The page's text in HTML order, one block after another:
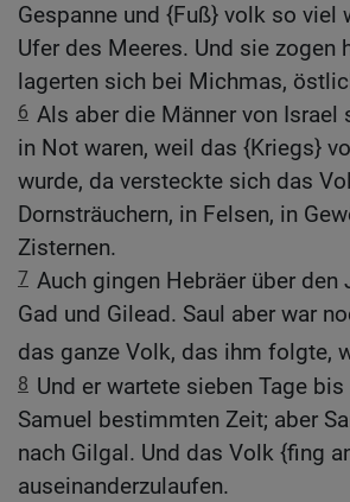
Gespanne und {Fuß} volk so viel
Ufer des Meeres. Und sie zogen
lagerten sich bei Michmas,
6 Als aber die Männer von Israel
in Not waren, weil das {Kriegs}
wurde, da versteckte sich das
Dornsträuchern, in Felsen, in
Zisternen.
7 Auch gingen Hebräer über den
Gad und Gilead. Saul aber war
das ganze Volk, das ihm folgte,
8 Und er wartete sieben Tage bis
Samuel bestimmten Zeit; aber
nach Gilgal. Und das Volk {fing
auseinanderzulaufen.